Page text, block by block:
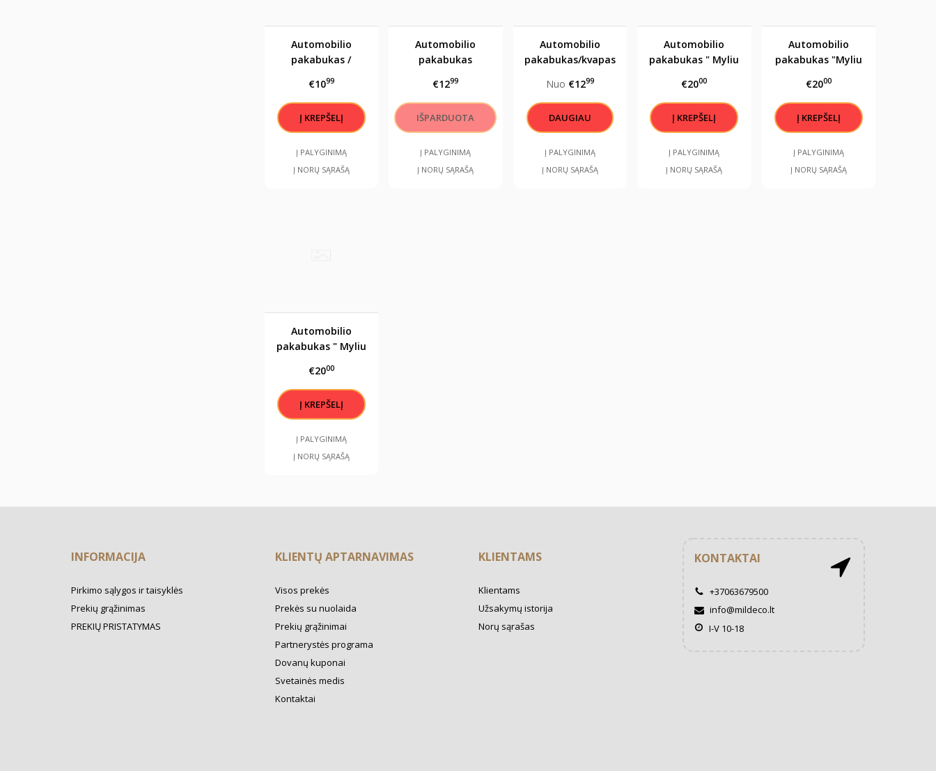
Automobilio
pakabukas /
ŠIANDIEN, RYTOJ ir
AMŽINAI"
€1099
Į PALYGINIMĄ
Į NORŲ SĄRAŠĄ
Automobilio
pakabukas
tave ŠIANDIEN,
RYTOJ ir AMŽINAI"
€1299
Į PALYGINIMĄ
Į NORŲ SĄRAŠĄ
Automobilio
pakabukas/kvapas
ŠIANDIEN, RYTOJ ir
AMŽINAI"
Nuo €1299
DAUGIAU
Į PALYGINIMĄ
Į NORŲ SĄRAŠĄ
Automobilio
pakabukas " Myliu
atgal"
€2000
Į PALYGINIMĄ
Į NORŲ SĄRAŠĄ
Automobilio
pakabukas "Myliu
priverti mane
šypsotis"
€2000
Į PALYGINIMĄ
Į NORŲ SĄRAŠĄ
Automobilio
pakabukas " Myliu
€2000
Į PALYGINIMĄ
Į NORŲ SĄRAŠĄ
INFORMACIJA
Pirkimo sąlygos ir taisyklės
Prekių grąžinimas
PREKIŲ PRISTATYMAS
KLIENTŲ APTARNAVIMAS
Visos prekės
Prekės su nuolaida
Prekių grąžinimai
Partnerystės programa
Dovanų kuponai
Svetainės medis
Kontaktai
KLIENTAMS
Klientams
Užsakymų istorija
Norų sąrašas
KONTAKTAI
+37063679500
info@mildeco.lt
I-V 10-18